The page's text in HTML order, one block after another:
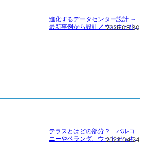
進化するデータセンター設計 ～
最新事例から設計ノウハウ・社
2026.03.30
テラスとはどの部分？ バルコ
ニーやベランダ、ウッドデッキ
2023.04.24